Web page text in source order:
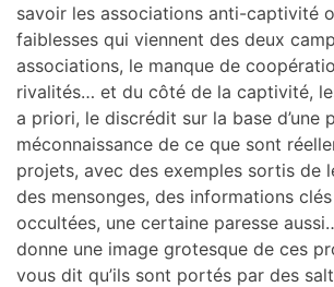
savoir les associations anti-captivité
faiblesses qui viennent des deux
associations, le manque de
rivalités… et du côté de la captivité,
a priori, le discrédit sur la base d’une
méconnaissance de ce que sont
projets, avec des exemples sortis de
des mensonges, des informations
occultées, une certaine paresse
donne une image grotesque de ces
vous dit qu’ils sont portés par des